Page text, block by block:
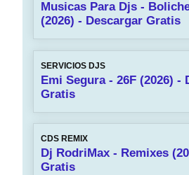
Musicas Para Djs -
(2026) - Descargar Gratis
SERVICIOS DJS
Emi Segura - 26F (2026) -
Gratis
CDS REMIX
Dj RodriMax - Remixes
Gratis